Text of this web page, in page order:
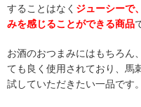
することはなく ジューシーで
みを感じることができる商品
お酒のおつまみにはもちろん
ても良く使用されており、馬
試していただきたい一品です。